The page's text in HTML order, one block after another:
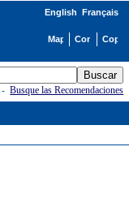
English Français
-Busque las Recomendaciones